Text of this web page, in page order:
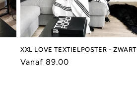
XXL LOVE TEXTIELPOSTER - ZWART
Normale
Vanaf 89.00